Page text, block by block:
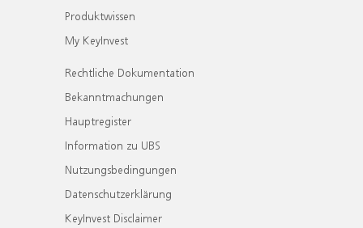
Produktwissen
My KeyInvest
Rechtliche Dokumentation
Bekanntmachungen
Hauptregister
Information zu UBS
Nutzungsbedingungen
Datenschutzerklärung
KeyInvest Disclaimer